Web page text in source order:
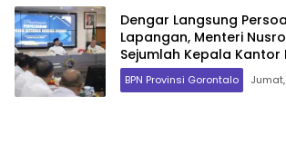
Dengar Langsung
Lapangan, Menteri
Sejumlah Kepala
Jawa Barat
BPN Provinsi Gorontalo